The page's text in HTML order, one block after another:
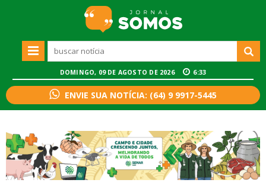
DOMINGO, 09 DE AGOSTO DE 2026 6:33
ENVIE SUA NOTÍCIA: (64) 9 9917-5445